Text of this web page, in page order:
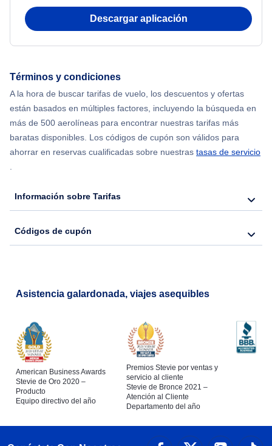
Descargar aplicación
Términos y condiciones
A la hora de buscar tarifas de vuelo, los descuentos y ofertas
están basados en múltiples factores, incluyendo la búsqueda en
más de 500 aerolíneas para encontrar nuestras tarifas más
baratas disponibles. Los códigos de cupón son válidos para
ahorrar en reservas cualificadas sobre nuestras tasas de servicio
Información sobre Tarifas
Códigos de cupón
Asistencia galardonada, viajes asequibles
American Business Awards
Stevie de Oro 2020 –
Producto
Equipo directivo del año
Premios Stevie por ventas y
servicio al cliente
Stevie de Bronce 2021 –
Atención al Cliente
Departamento del año